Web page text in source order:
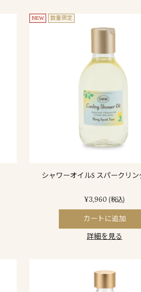
NEW 数量限定
シャワーオイルS スパークリン
¥3,960 (税込)
カートに追加
詳細を見る